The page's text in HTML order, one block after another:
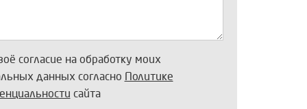
согласие на обработку моих
данных согласно Политике
сайта